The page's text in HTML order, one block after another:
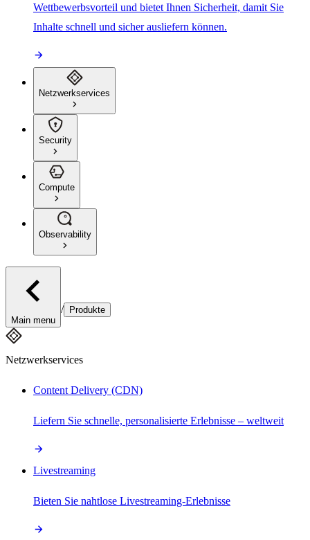
Wettbewerbsvorteil und bietet Ihnen Sicherheit, damit Sie
Inhalte schnell und sicher ausliefern können.
Netzwerkservices
Security
Compute
Observability
Main menu
/ Produkte
Netzwerkservices
Content Delivery (CDN)
Liefern Sie schnelle, personalisierte Erlebnisse – weltweit
Livestreaming
Bieten Sie nahtlose Livestreaming-Erlebnisse